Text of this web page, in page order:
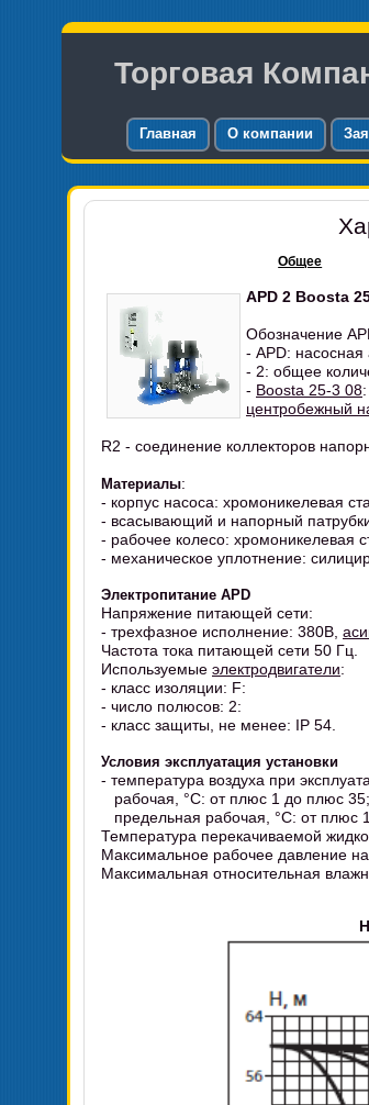
Торговая
Главная О компании
Общее
APD 2 Boosta
Обозначение
- APD:
- 2: общее
- Boosta 25-3 08
центробежный
R2 - соединение коллекторов
Материалы:
- корпус насоса: хромоникелевая
- всасывающий и напорный
- рабочее колесо: хромоникелевая
- механическое уплотнение:
Электропитание APD
Напряжение питающей сети:
- трехфазное исполнение: 380В,
Частота тока питающей сети 50 Гц.
Используемые электродвигатели:
- класс изоляции: F:
- число полюсов: 2:
- класс защиты, не менее: IP 54.
Условия эксплуатация установки
- температура воздуха при
рабочая, °C: от плюс 1 до плюс 35;
предельная рабочая, °C: от плюс
Температура перекачиваемой
Максимальное рабочее давление на
Максимальная относительная